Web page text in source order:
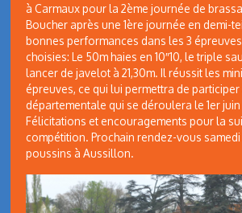
à Carmaux pour la 2ème journée de
Boucher après une 1ère journée en demi-
bonnes performances dans les 3 épreuves
choisies: Le 50m haies en 10″10, le triple
lancer de javelot à 21,30m. Il réussit les
épreuves, ce qui lui permettra de
départementale qui se déroulera le 1er
Félicitations et encouragements pour la
compétition. Prochain rendez-vous
poussins à Aussillon.